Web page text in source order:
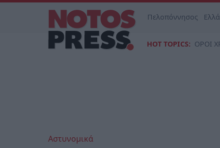
Πελοπόννησος
HOT TOPICS: ΟΡΟΙ
Αστυνομικά